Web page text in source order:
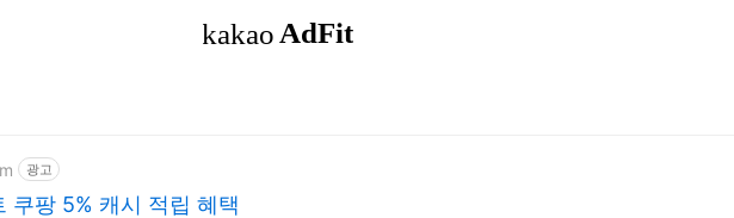
광고
쿠팡 5% 캐시 적립 혜택